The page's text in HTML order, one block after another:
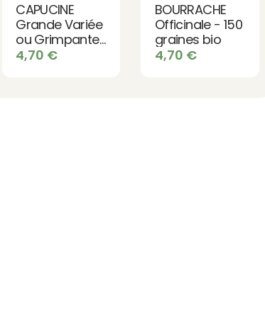
CAPUCINE
Grande Variée
ou Grimpante
- 15 graines bio
4,70 €
BOURRACHE
Officinale - 150
graines bio
4,70 €